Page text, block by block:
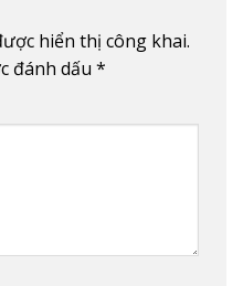
hiển thị công khai.
đánh dấu *